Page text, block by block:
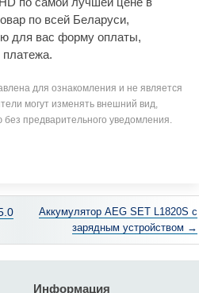
по всей Беларуси,
для вас форму оплаты,
платежа.
для ознакомления и не является
могут изменять внешний вид,
без предварительного уведомления.
Аккумулятор AEG SET L1820S с
зарядным устройством →
Информация